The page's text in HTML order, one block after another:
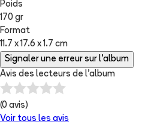
Poids
170 gr
Format
11.7 x 17.6 x 1.7 cm
Signaler une erreur sur l'album
Avis des lecteurs de l'album
(0 avis)
Voir tous les avis